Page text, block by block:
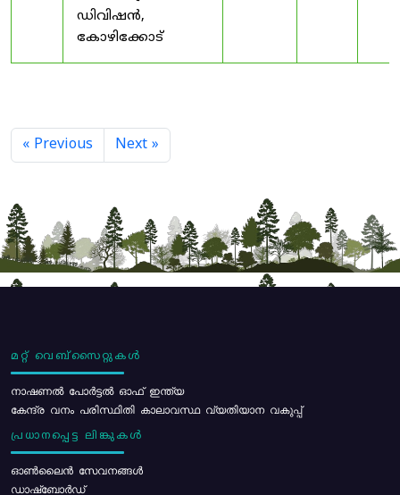
ഡിവിഷൻ,
കോഴിക്കോട്
« Previous Next »
മറ്റ് വെബ്സൈറ്റുകൾ
നാഷണൽ പോർട്ടൽ ഓഫ് ഇന്ത്യ
കേന്ദ്ര വനം പരിസ്ഥിതി കാലാവസ്ഥ വ്യതിയാന വകുപ്പ്
പ്രധാനപ്പെട്ട ലിങ്കുകൾ
ഓൺലൈൻ സേവനങ്ങൾ
ഡാഷ്ബോർഡ്